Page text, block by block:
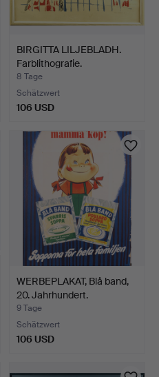
BIRGITTA LILJEBLADH.
Farblithografie.
8 Tage
Schätzwert
106 USD
WERBEPLAKAT, Blå band,
20. Jahrhundert.
9 Tage
Schätzwert
106 USD